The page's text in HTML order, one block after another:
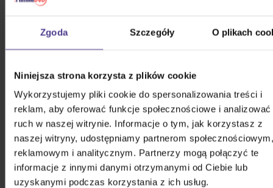
Zgoda Szczegóły O plikach
Niniejsza strona korzysta z plików cookie
Wykorzystujemy pliki cookie do spersonalizowania treści i
reklam, aby oferować funkcje społecznościowe i analizować
ruch w naszej witrynie. Informacje o tym, jak korzystasz z
naszej witryny, udostępniamy partnerom społecznościowym,
reklamowym i analitycznym. Partnerzy mogą połączyć te
informacje z innymi danymi otrzymanymi od Ciebie lub
uzyskanymi podczas korzystania z ich usług.
Album – nowoczesny format kolekcjonerski z
od sklepu KTOWN4U, co czyni ją atrakcyjnym
wyborem dla kolekcjonerów. Platforma łączy
fizyczną formę albumu z treściami cyfrowymi
dostępnymi przez aplikację, co umożliwia fanom
interaktywne doświadczenie z muzyką i materiałami
wizualnymi.